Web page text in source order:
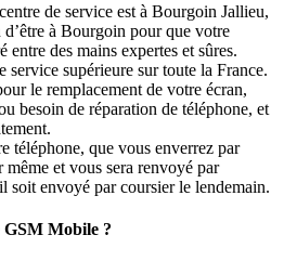
de service est à Bourgoin Jallieu,
d’être à Bourgoin pour que votre
entre des mains expertes et sûres.
supérieure sur toute la France.
le remplacement de votre écran,
besoin de réparation de téléphone, et
téléphone, que vous enverrez par
et vous sera renvoyé par
soit envoyé par coursier le lendemain.
GSM Mobile ?